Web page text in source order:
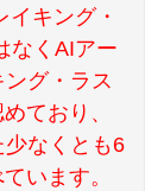
キング・
なくAIアー
グ・ラス
ており、
なくとも6
います。